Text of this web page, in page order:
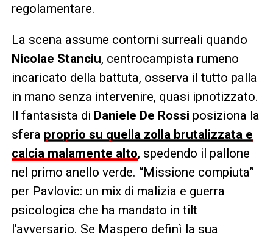
regolamentare.
La scena assume contorni surreali quando
Nicolae Stanciu, centrocampista rumeno
incaricato della battuta, osserva il tutto palla
in mano senza intervenire, quasi ipnotizzato.
Il fantasista di Daniele De Rossi posiziona la
sfera proprio su quella zolla brutalizzata e
calcia malamente alto, spedendo il pallone
nel primo anello verde. “Missione compiuta”
per Pavlovic: un mix di malizia e guerra
psicologica che ha mandato in tilt
l’avversario. Se Maspero definì la sua